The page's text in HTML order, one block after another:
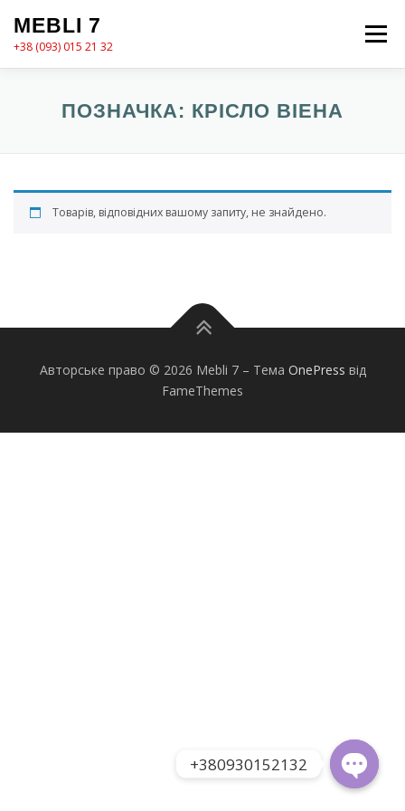
вмісту
MEBLI 7
+38 (093) 015 21 32
Меню
MEBLI7 КАТАЛОГ ПРО НАС КОШИК
ПОЗНАЧКА: КРІСЛО ВІЕНА
Товарів, відповідних вашому запиту, не знайдено.
Авторське право © 2026 Mebli 7 – Тема OnePress від
FameThemes